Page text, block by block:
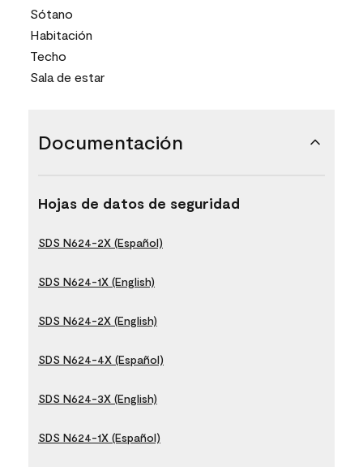
Sótano
Habitación
Techo
Sala de estar
Documentación
Hojas de datos de seguridad
SDS N624-2X (Español)
SDS N624-1X (English)
SDS N624-2X (English)
SDS N624-4X (Español)
SDS N624-3X (English)
SDS N624-1X (Español)